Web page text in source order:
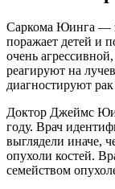
Саркома Юинга —
поражает детей и
очень
реагируют на
диагностируют
Доктор Джеймс
году. Врач
выглядели иначе,
опухоли костей.
семейством